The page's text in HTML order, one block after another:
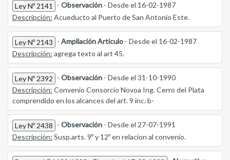
Ley Nº 2141 - Observación - Desde el 16-02-1987
Descripción: Acueducto al Puerto de San Antonio Este.
Ley Nº 2143 - Ampliación Articulo - Desde el 16-02-1987
Descripción: agrega texto al art 45.
Ley Nº 2392 - Observación - Desde el 31-10-1990
Descripción: Convenio Consorcio Novoa Ing. Cerro del Plata
comprendido en los alcances del art. 9 inc. b-
Ley Nº 2438 - Observación - Desde el 27-07-1991
Descripción: Susp.arts. 9º y 12º en relacion al convenio.